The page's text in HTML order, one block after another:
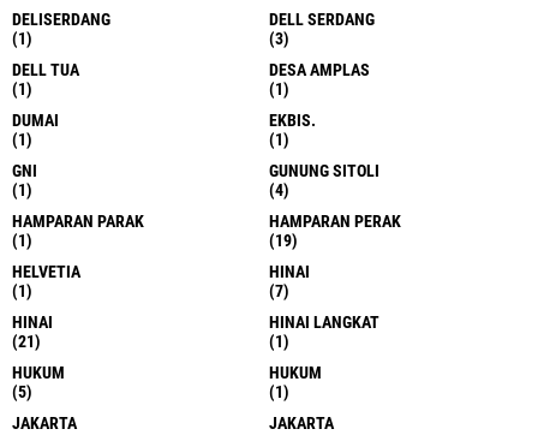
(1)
(1)
(2)
(13)
(1)
(1)
(1)
(1)
(1)
(2)
(1)
(5)
(1)
(3)
(43)
(345)